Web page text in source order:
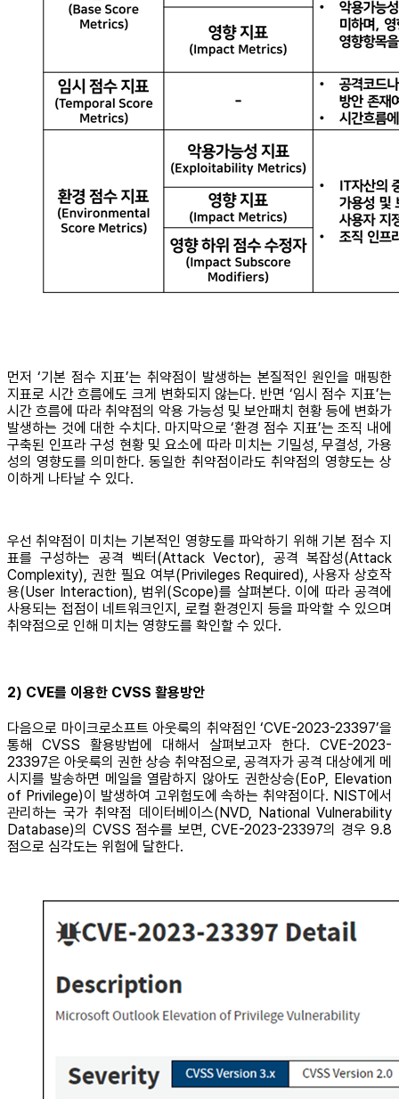
먼저 ‘기본 점수 지표’는 취약점이 발생하는 본질적인 원인을 매핑한
지표로 시간 흐름에도 크게 변화되지 않는다. 반면 ‘임시 점수 지표’는
시간 흐름에 따라 취약점의 악용 가능성 및 보안패치 현황 등에 변화가
발생하는 것에 대한 수치다. 마지막으로 ‘환경 점수 지표’는 조직 내에
구축된 인프라 구성 현황 및 요소에 따라 미치는 기밀성, 무결성, 가용
성의 영향도를 의미한다. 동일한 취약점이라도 취약점의 영향도는 상
이하게 나타날 수 있다.
우선 취약점이 미치는 기본적인 영향도를 파악하기 위해 기본 점수 지
표를 구성하는 공격 벡터(Attack Vector), 공격 복잡성(Attack
Complexity), 권한 필요 여부(Privileges Required), 사용자 상호작
용(User Interaction), 범위(Scope)를 살펴본다. 이에 따라 공격에
사용되는 접점이 네트워크인지, 로컬 환경인지 등을 파악할 수 있으며
취약점으로 인해 미치는 영향도를 확인할 수 있다.
2) CVE를 이용한 CVSS 활용방안
다음으로 마이크로소프트 아웃룩의 취약점인 ‘CVE-2023-23397’을
통해 CVSS 활용방법에 대해서 살펴보고자 한다. CVE-2023-
23397은 아웃룩의 권한 상승 취약점으로, 공격자가 공격 대상에게 메
시지를 발송하면 메일을 열람하지 않아도 권한상승(EoP, Elevation
of Privilege)이 발생하여 고위험도에 속하는 취약점이다. NIST에서
관리하는 국가 취약점 데이터베이스(NVD, National Vulnerability
Database)의 CVSS 점수를 보면, CVE-2023-23397의 경우 9.8
점으로 심각도는 위험에 달한다.